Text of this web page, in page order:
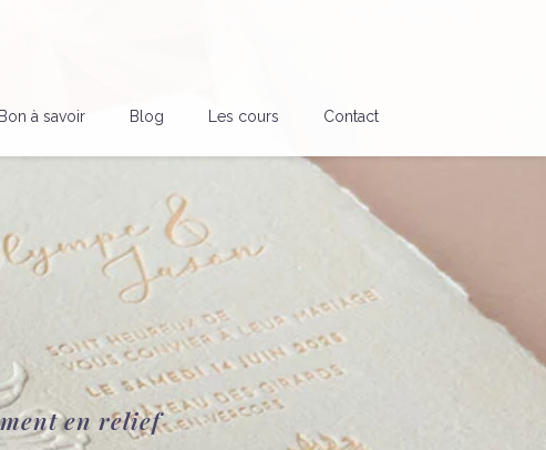
Bon à savoir Blog Les cours Contact
en relief